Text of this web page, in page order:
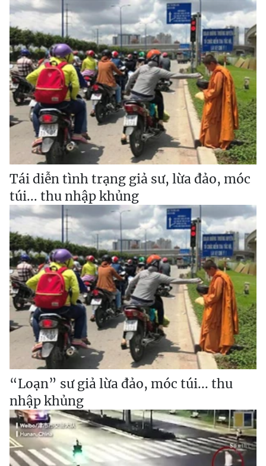
Tái diễn tình trạng giả sư, lừa đảo, móc
túi... thu nhập khủng
“Loạn” sư giả lừa đảo, móc túi... thu
nhập khủng